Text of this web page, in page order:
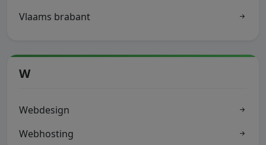
Vlaams brabant
W
Webdesign
Webhosting